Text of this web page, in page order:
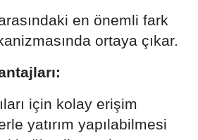
en önemli fark
ortaya çıkar.
için kolay erişim
yatırım yapılabilmesi